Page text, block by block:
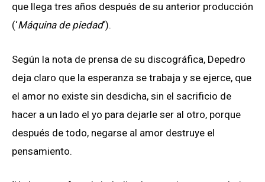
que llega tres años después de su anterior producción
(‘Máquina de piedad‘).
Según la nota de prensa de su discográfica, Depedro
deja claro que la esperanza se trabaja y se ejerce, que
el amor no existe sin desdicha, sin el sacrificio de
hacer a un lado el yo para dejarle ser al otro, porque
después de todo, negarse al amor destruye el
pensamiento.